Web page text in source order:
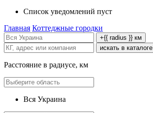
Список уведомлений пуст
Главная Коттеджные городки
+{{ radius }} км
искать в каталоге
Расстояние в радиусе, км
Вся Украина